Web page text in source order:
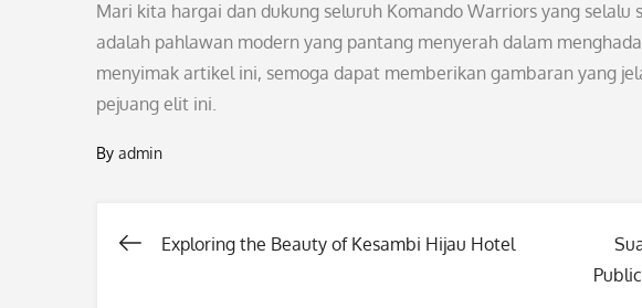
Mari kita hargai dan dukung seluruh Komando Warriors yang
adalah pahlawan modern yang pantang menyerah dalam
menyimak artikel ini, semoga dapat memberikan gambaran yang
pejuang elit ini.
By admin
Post
Exploring the Beauty of Kesambi Hijau Hotel